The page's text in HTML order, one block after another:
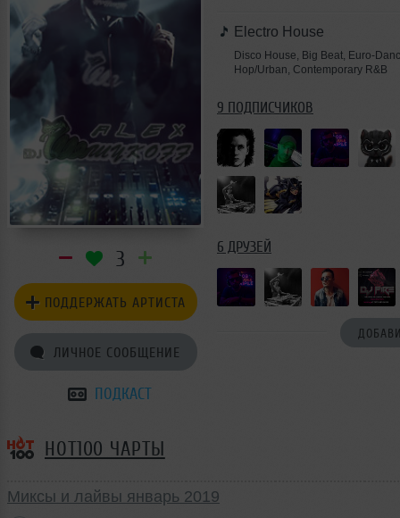
3
ПОДДЕРЖАТЬ АРТИСТА
ЛИЧНОЕ СООБЩЕНИЕ
ПОДКАСТ
Electro House
Disco House, Big Beat, Euro-
Hop/Urban, Contemporary R&B
9 ПОДПИСЧИКОВ
6 ДРУЗЕЙ
HOT100 ЧАРТЫ
Миксы и лайвы январь 2019